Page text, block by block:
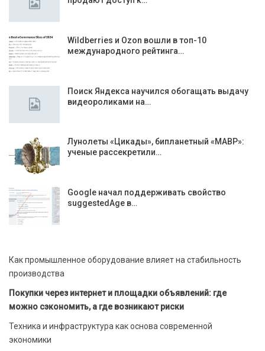
Wildberries и Ozon вошли в топ-10
международного рейтинга…
Поиск Яндекса научился обогащать выдачу
видеороликами на…
Лунолеты «Цикады», бипланетный «МАВР»:
ученые рассекретили…
Google начал поддерживать свойство
suggestedAge в…
Как промышленное оборудование влияет на стабильность
производства
Покупки через интернет и площадки объявлений: где
можно сэкономить, а где возникают риски
Техника и инфраструктура как основа современной
экономики